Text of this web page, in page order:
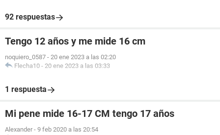
92 respuestas
Tengo 12 años y me mide 16 cm
noquiero_0587 - 20 ene 2023 a las 02:20
Flecha10 - 20 ene 2023 a las 03:33
1 respuesta
Mi pene mide 16-17 CM tengo 17 años
Alexander - 9 feb 2020 a las 20:54